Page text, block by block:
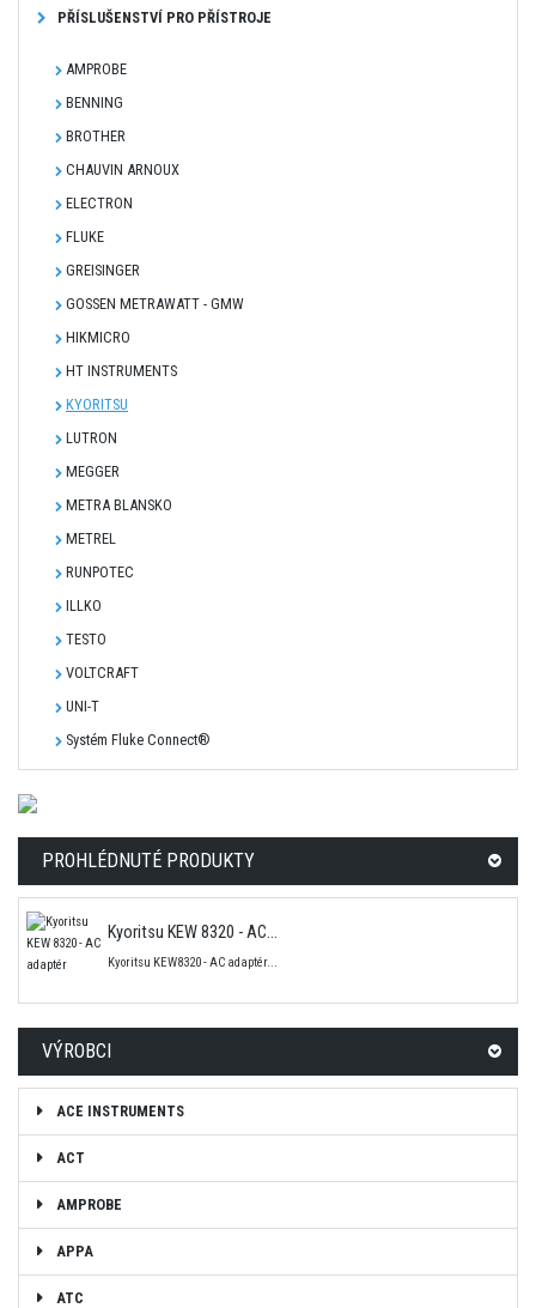
PŘÍSLUŠENSTVÍ PRO PŘÍSTROJE
AMPROBE
BENNING
BROTHER
CHAUVIN ARNOUX
ELECTRON
FLUKE
GREISINGER
GOSSEN METRAWATT - GMW
HIKMICRO
HT INSTRUMENTS
KYORITSU
LUTRON
MEGGER
METRA BLANSKO
METREL
RUNPOTEC
ILLKO
TESTO
VOLTCRAFT
UNI-T
Systém Fluke Connect®
PROHLÉDNUTÉ PRODUKTY
Kyoritsu KEW 8320 - AC...
Kyoritsu KEW8320 - AC adaptér...
VÝROBCI
ACE INSTRUMENTS
ACT
AMPROBE
APPA
ATC